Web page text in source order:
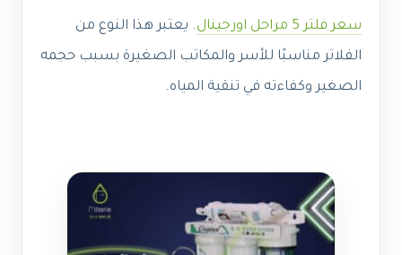
سعر فلتر 5 مراحل اورجينال
. يعتبر هذا النوع من
الفلاتر مناسبًا للأسر والمكاتب الصغيرة بسبب حجمه
الصغير وكفاءته في تنقية المياه.